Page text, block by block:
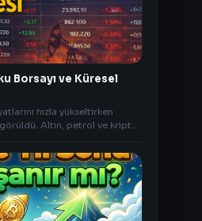
Borsayı ve Küresel
hızla yükseltirken
Altın, petrol ve kripto